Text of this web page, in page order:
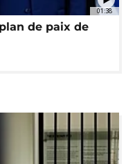
01:38
de paix de